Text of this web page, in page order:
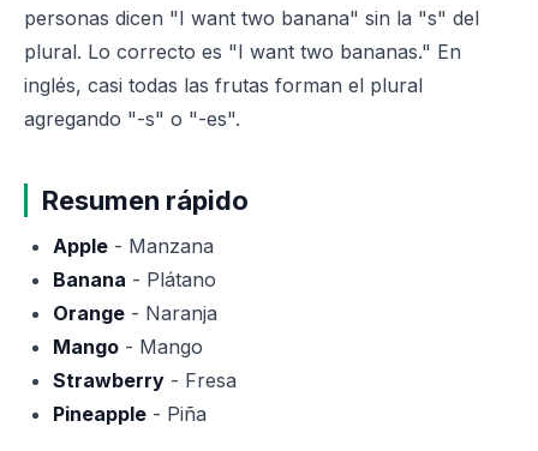
personas dicen "I want two banana" sin la "s" del
plural. Lo correcto es "I want two bananas." En
inglés, casi todas las frutas forman el plural
agregando "-s" o "-es".
Resumen rápido
Apple - Manzana
Banana - Plátano
Orange - Naranja
Mango - Mango
Strawberry - Fresa
Pineapple - Piña